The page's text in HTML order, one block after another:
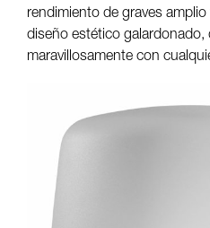
rendimiento de graves
diseño estético galardonado,
maravillosamente con